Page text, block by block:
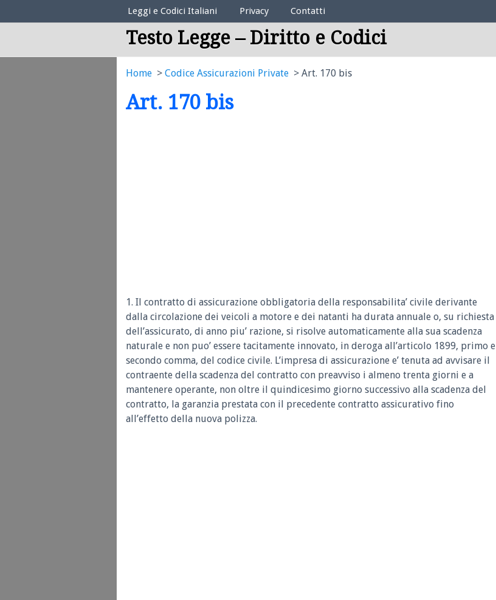
Elenco Codici Legali
Leggi e Codici Italiani Privacy Contatti
Testo Legge – Diritto e Codici
Home Codice Assicurazioni Private Art. 170 bis
Art. 170 bis
1. Il contratto di assicurazione obbligatoria della responsabilita’ civile derivante
dalla circolazione dei veicoli a motore e dei natanti ha durata annuale o, su richiesta
dell’assicurato, di anno piu’ razione, si risolve automaticamente alla sua scadenza
naturale e non puo’ essere tacitamente innovato, in deroga all’articolo 1899, primo e
secondo comma, del codice civile. L’impresa di assicurazione e’ tenuta ad avvisare il
contraente della scadenza del contratto con preavviso i almeno trenta giorni e a
mantenere operante, non oltre il quindicesimo giorno successivo alla scadenza del
contratto, la garanzia prestata con il precedente contratto assicurativo fino
all’effetto della nuova polizza.